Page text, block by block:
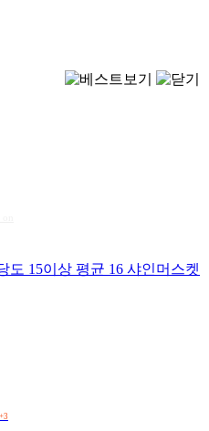
도 15이상 평균 16 샤인머스켓
+3